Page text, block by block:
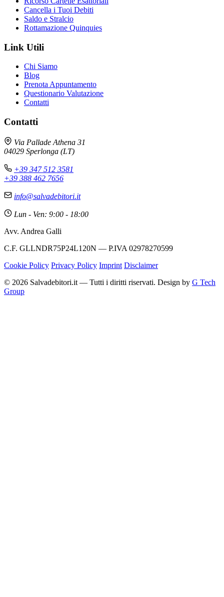
Cancella i Tuoi Debiti
Saldo e Stralcio
Rottamazione Quinquies
Link Utili
Chi Siamo
Blog
Prenota Appuntamento
Questionario Valutazione
Contatti
Contatti
Via Pallade Athena 31
04029 Sperlonga (LT)
+39 347 512 3581
+39 388 462 7656
info@salvadebitori.it
Lun - Ven: 9:00 - 18:00
Avv. Andrea Galli
C.F. GLLNDR75P24L120N — P.IVA 02978270599
Cookie Policy Privacy Policy Imprint Disclaimer
© 2026 Salvadebitori.it — Tutti i diritti riservati. Design by G Tech
Group